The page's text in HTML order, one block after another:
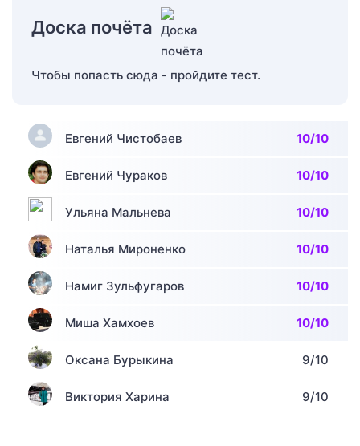
Доска почёта
Чтобы попасть сюда - пройдите тест.
Евгений Чистобаев 10/10
Евгений Чураков 10/10
Ульяна Мальнева 10/10
Наталья Мироненко 10/10
Намиг Зульфугаров 10/10
Миша Хамхоев 10/10
Оксана Бурыкина 9/10
Виктория Харина 9/10